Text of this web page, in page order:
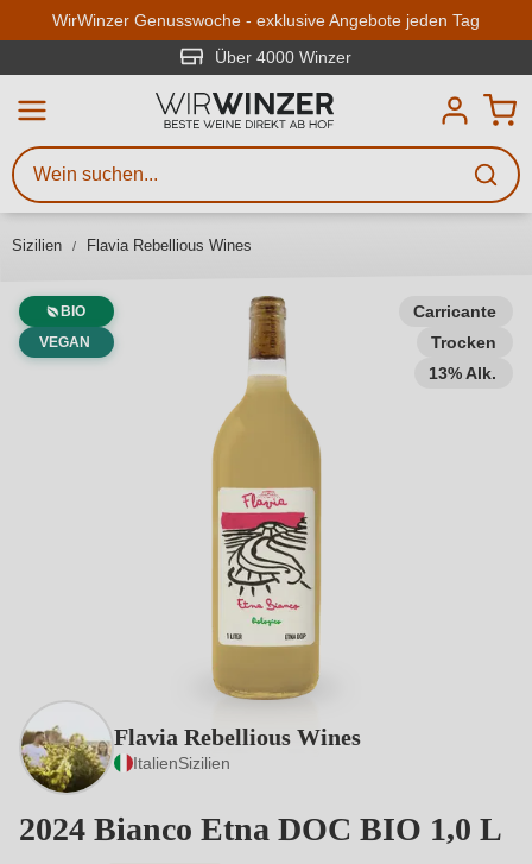
Zum Hauptinhalt springen
WirWinzer Genusswoche - exklusive Angebote jeden Tag
Über 4000 Winzer
Sizilien Flavia Rebellious Wines
Carricante
Trocken
13% Alk.
BIO
VEGAN
Flavia Rebellious Wines
ItalienSizilien
2024 Bianco Etna DOC BIO 1,0 L
Mindestens 3 Zeichen eingeben
Beschreiben Sie, welchen Wein
Anlass, Weinnamen, Rebsorte,
Kriterien.